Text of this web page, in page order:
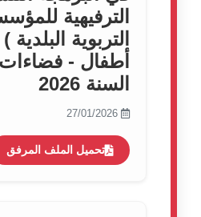
الترفيهية
التربوية
أطفال -
السنة 2026
تحميل الملف المرفق